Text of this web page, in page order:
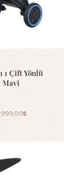
1 Çift Yönlü
Mavi